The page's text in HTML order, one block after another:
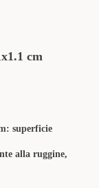
cm
superficie
alla ruggine,